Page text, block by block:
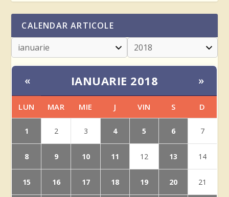
CALENDAR ARTICOLE
« IANUARIE 2018 »
LUN MAR MIE J VIN S D
1 2 3 4 5 6 7
8 9 10 11 12 13 14
15 16 17 18 19 20 21